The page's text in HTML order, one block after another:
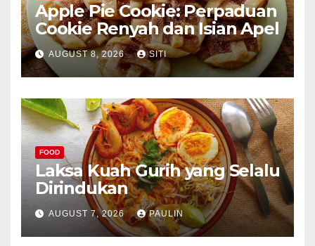
Apple Pie Cookie: Perpaduan
Cookie Renyah dan Isian Apel
AUGUST 8, 2026 SITI
FOOD
Laksa Kuah Gurih yang Selalu
Dirindukan
AUGUST 7, 2026 PAULIN